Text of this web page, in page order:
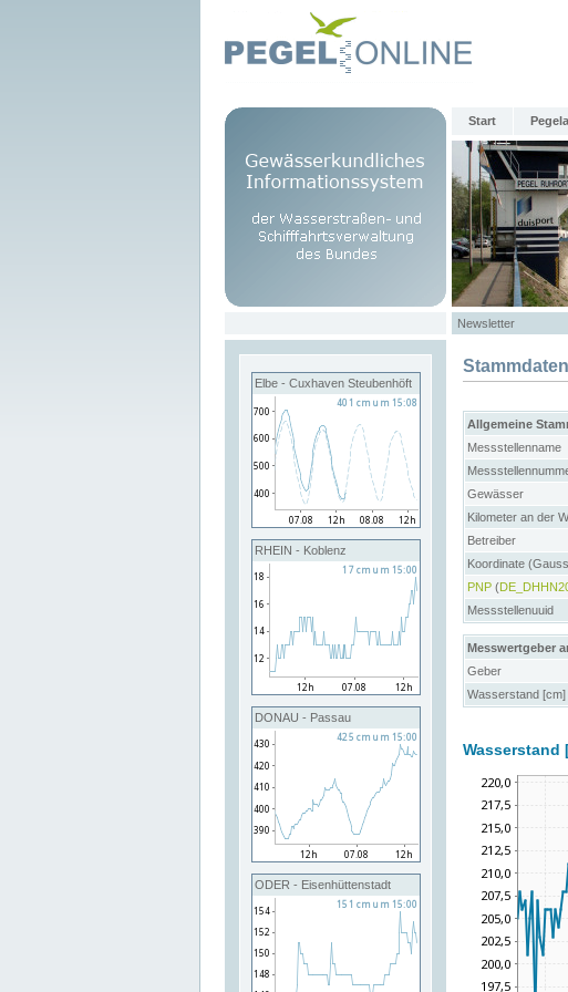
Start
Newsletter
Elbe - Cuxhaven Steubenhöft
RHEIN - Koblenz
DONAU - Passau
ODER - Eisenhüttenstadt
Stammdaten
Allgemeine
Messstellenname
Gewässer
Kilometer an der
Betreiber
Koordinate
PNP (
Messstellenuuid
Messwertgeber
Geber
Wasserstand [cm]
Wasserstand